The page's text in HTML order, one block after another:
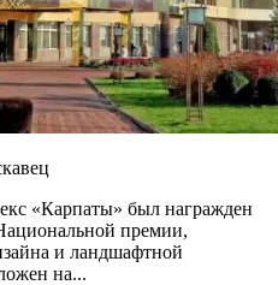
«Карпаты» был награжден
премии,
и ландшафтной
на...